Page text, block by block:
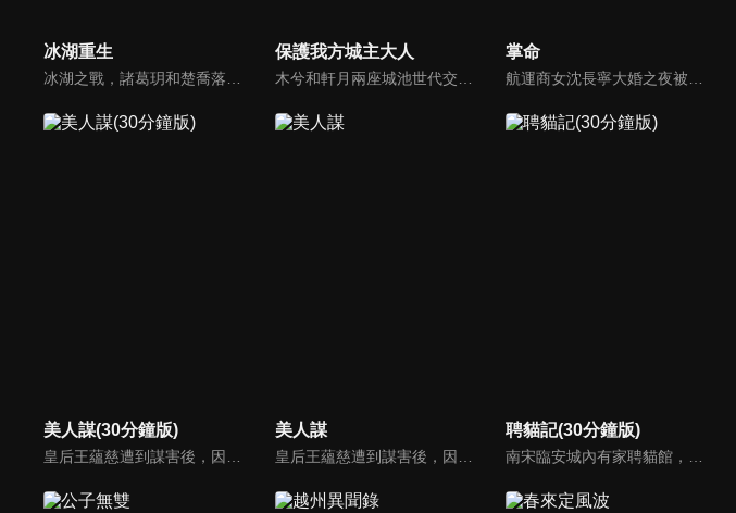
冰湖重生 保護我方城主大人 掌命
美人謀(30分鐘版) 美人謀 聘貓記(30分鐘版)